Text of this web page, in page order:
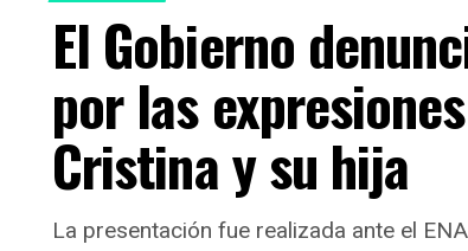
El Gobierno
por las
Cristina y su hija
La presentación fue realizada ante el